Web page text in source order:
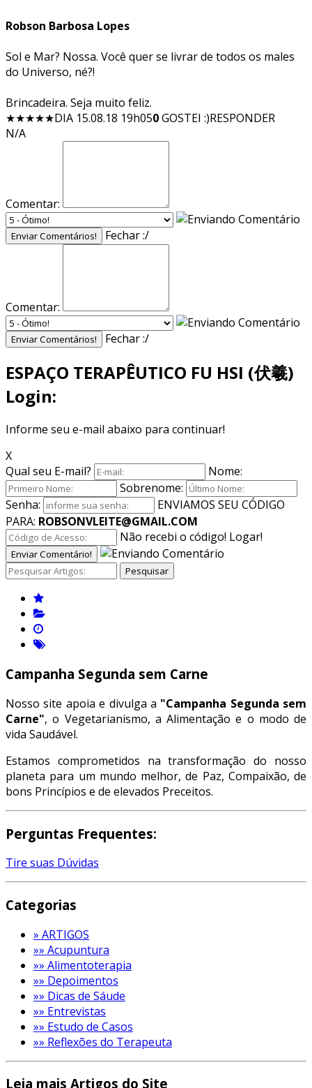
Robson Barbosa Lopes
Sol e Mar? Nossa. Você quer se livrar de todos os males
do Universo, né?!
Brincadeira. Seja muito feliz.
★★★★★DIA 15.08.18 19h050GOSTEI :)RESPONDER
N/A
Comentar:
Enviar Comentários! Fechar :/
Comentar:
Enviar Comentários! Fechar :/
ESPAÇO TERAPÊUTICO FU HSI (伏羲)
Login:
Informe seu e-mail abaixo para continuar!
X
Qual seu E-mail?
Nome:
Sobrenome:
Senha:
ENVIAMOS SEU CÓDIGO
PARA: ROBSONVLEITE@GMAIL.COM
Não recebi o código! Logar!
Enviar Comentário!
Pesquisar
Campanha Segunda sem Carne
Nosso site apoia e divulga a "Campanha Segunda sem
Carne", o Vegetarianismo, a Alimentação e o modo de
vida Saudável.
Estamos comprometidos na transformação do nosso
planeta para um mundo melhor, de Paz, Compaixão, de
bons Princípios e de elevados Preceitos.
Perguntas Frequentes:
Tire suas Dúvidas
Categorias
» ARTIGOS
»» Acupuntura
»» Alimentoterapia
»» Depoimentos
»» Dicas de Sáude
»» Entrevistas
»» Estudo de Casos
»» Reflexões do Terapeuta
Leia mais Artigos do Site